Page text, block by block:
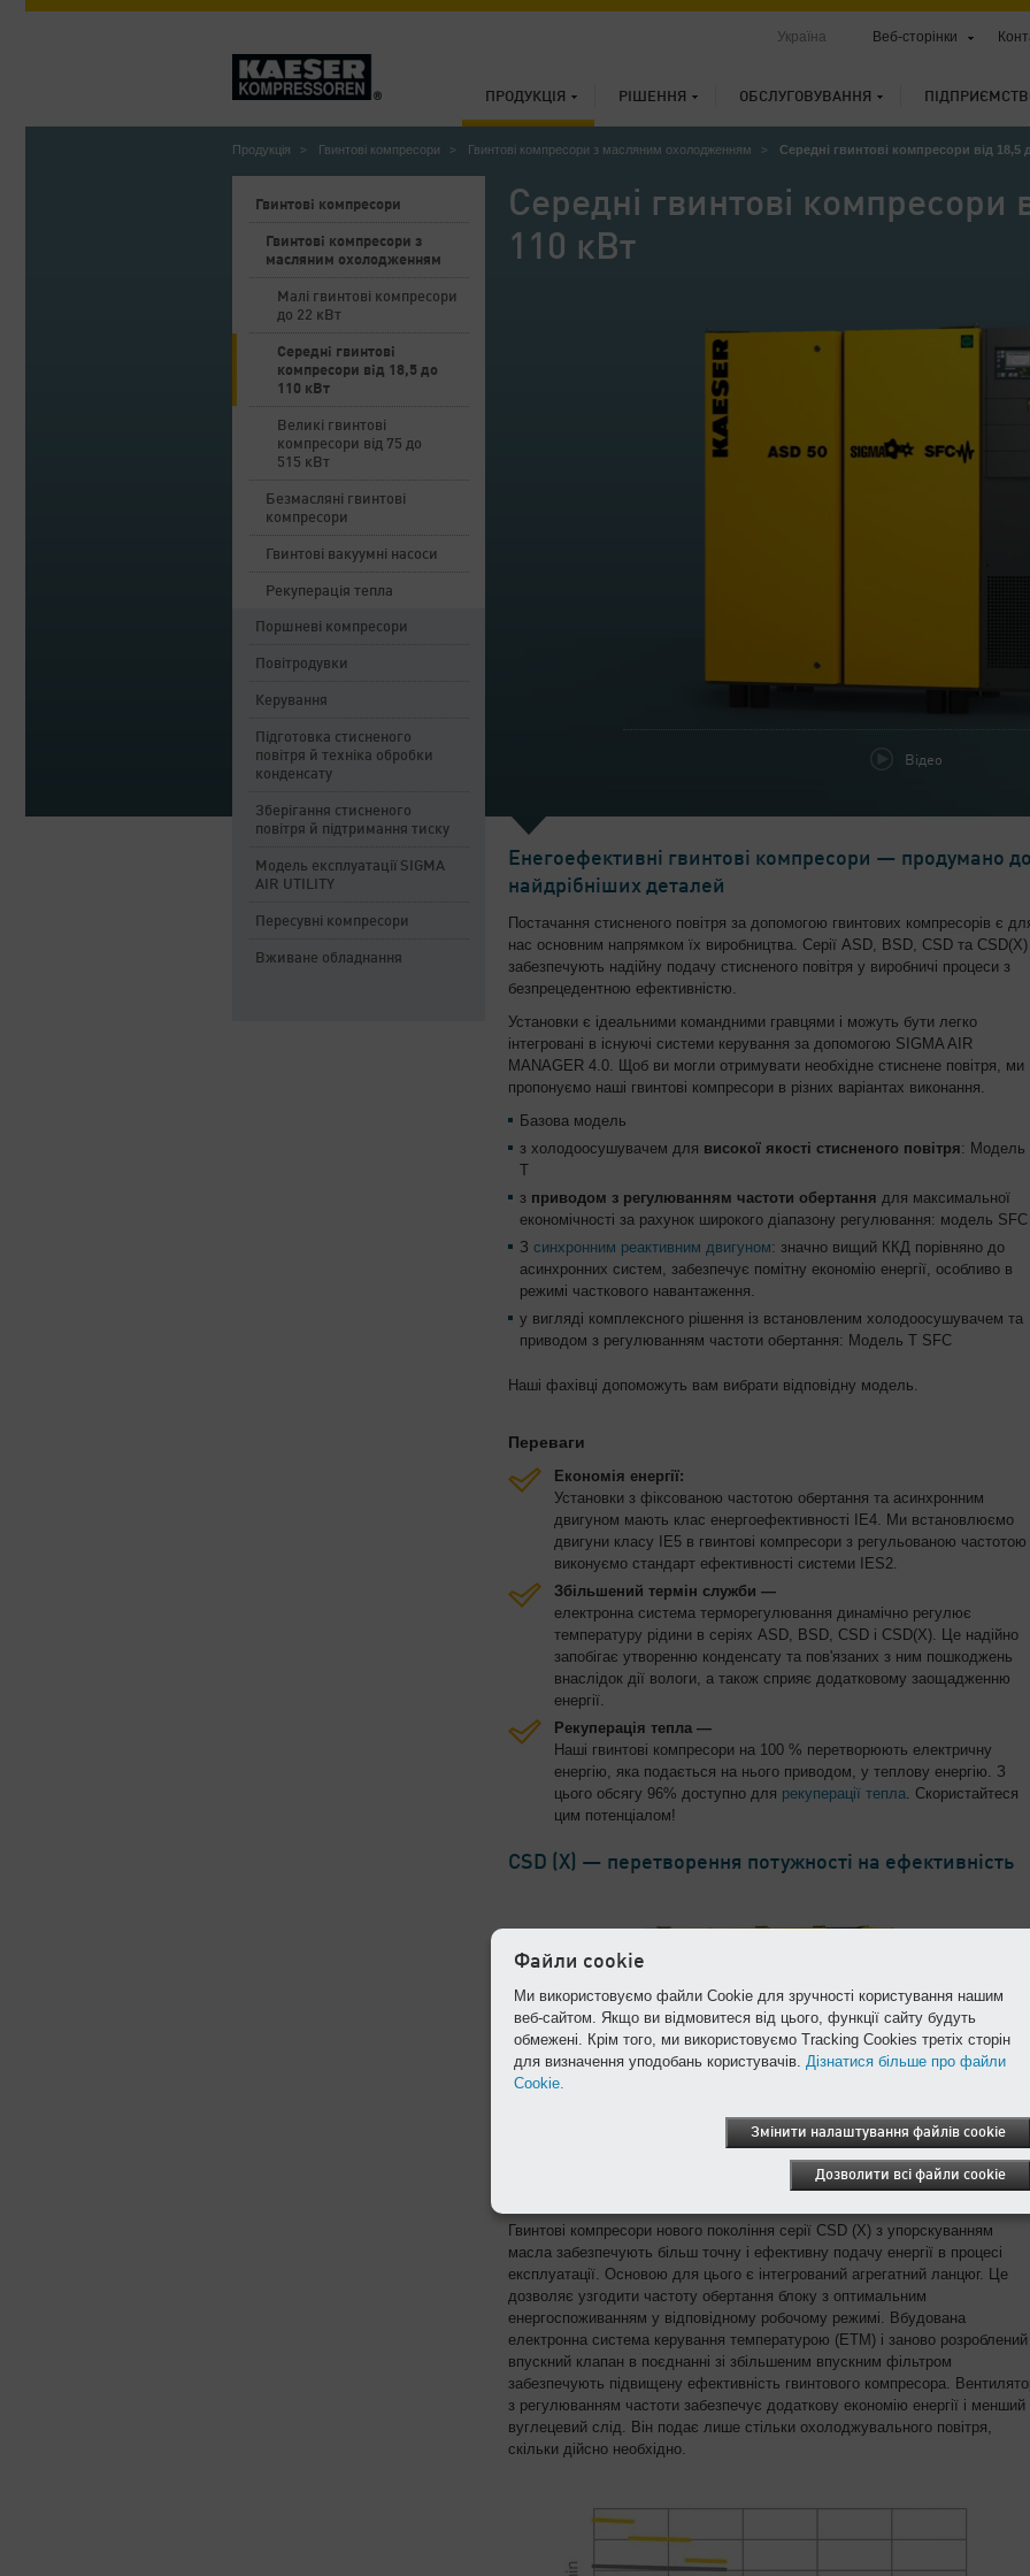
ПРОДУКЦІЯ РІШЕННЯ ОБСЛУГОВУВАННЯ
Україна Веб-сторінки
Продукція Гвинтові компресори Гвинтові компресори з масляним охолодженням Середні гвинтові компресори від 18,5
Середні гвинтові компресори
110 кВт
Відео
Гвинтові компресори
Гвинтові компресори з
масляним охолодженням
Малі гвинтові компресори
до 22 кВт
Середні гвинтові
компресори від 18,5 до
110 кВт
Великі гвинтові
компресори від 75 до
515 кВт
Безмасляні гвинтові
компресори
Гвинтові вакуумні насоси
Рекуперація тепла
Поршневі компресори
Повітродувки
Керування
Підготовка стисненого
повітря й техніка обробки
конденсату
Зберігання стисненого
повітря й підтримання тиску
Модель експлуатації SIGMA
AIR UTILITY
Пересувні компресори
Вживане обладнання
Енегоефективні гвинтові компресори — продумано
найдрібніших деталей
Постачання стисненого повітря за допомогою гвинтових компресорів є
нас основним напрямком їх виробництва. Серії ASD, BSD, CSD та CSD(X)
забезпечують надійну подачу стисненого повітря у виробничі процеси з
безпрецедентною ефективністю.
Установки є ідеальними командними гравцями і можуть бути легко
інтегровані в існуючі системи керування за допомогою SIGMA AIR
MANAGER 4.0. Щоб ви могли отримувати необхідне стиснене повітря, ми
пропонуємо наші гвинтові компресори в різних варіантах виконання.
Базова модель
з холодоосушувачем для високої якості стисненого повітря: Модель
T
з приводом з регулюванням частоти обертання для максимальної
економічності за рахунок широкого діапазону регулювання: модель SFC
З синхронним реактивним двигуном: значно вищий ККД порівняно до
асинхронних систем, забезпечує помітну економію енергії, особливо в
режимі часткового навантаження.
у вигляді комплексного рішення із встановленим холодоосушувачем та
приводом з регулюванням частоти обертання: Модель T SFC
Наші фахівці допоможуть вам вибрати відповідну модель.
Переваги
Економія енергії:
Установки з фіксованою частотою обертання та асинхронним
двигуном мають клас енергоефективності IE4. Ми встановлюємо
двигуни класу IE5 в гвинтові компресори з регульованою частотою
виконуємо стандарт ефективності системи IES2.
Збільшений термін служби —
електронна система терморегулювання динамічно регулює
температуру рідини в серіях ASD, BSD, CSD і CSD(X). Це надійно
запобігає утворенню конденсату та пов'язаних з ним пошкоджень
внаслідок дії вологи, а також сприяє додатковому заощадженню
енергії.
Рекуперація тепла —
Наші гвинтові компресори на 100 % перетворюють електричну
енергію, яка подається на нього приводом, у теплову енергію. З
цього обсягу 96% доступно для рекуперації тепла. Скористайтеся
цим потенціалом!
CSD (X) — перетворення потужності на ефективність
Гвинтові компресори нового покоління серії CSD (X) з упорскуванням
масла забезпечують більш точну і ефективну подачу енергії в процесі
експлуатації. Основою для цього є інтегрований агрегатний ланцюг. Це
дозволяє узгодити частоту обертання блоку з оптимальним
енергоспоживанням у відповідному робочому режимі. Вбудована
електронна система керування температурою (ETM) і заново розроблений
впускний клапан в поєднанні зі збільшеним впускним фільтром
забезпечують підвищену ефективність гвинтового компресора.
з регулюванням частоти забезпечує додаткову економію енергії і менший
вуглецевий слід. Він подає лише стільки охолоджувального повітря,
скільки дійсно необхідно.
Файли cookie
Ми використовуємо файли Cookie для зручності користування нашим
веб-сайтом. Якщо ви відмовитеся від цього, функції сайту будуть
обмежені. Крім того, ми використовуємо Tracking Cookies третіх сторін
для визначення уподобань користувачів. Дізнатися більше про файли
Cookie.
Змінити налаштування файлів cookie
Дозволити всі файли cookie